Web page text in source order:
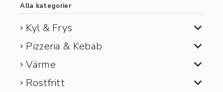
Alla kategorier
Kyl & Frys
Pizzeria & Kebab
Värme
Rostfritt